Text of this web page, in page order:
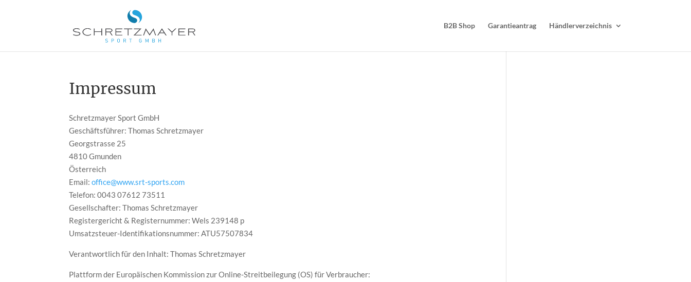
B2B Shop Garantieantrag Händlerverzeichnis
Impressum
Schretzmayer Sport GmbH
Geschäftsführer: Thomas Schretzmayer
Georgstrasse 25
4810 Gmunden
Österreich
Email:office@www.srt-sports.com
Telefon: 0043 07612 73511
Gesellschafter: Thomas Schretzmayer
Registergericht & Registernummer: Wels 239148 p
Umsatzsteuer-Identifikationsnummer: ATU57507834
Verantwortlich für den Inhalt: Thomas Schretzmayer
Plattform der Europäischen Kommission zur Online-Streitbeilegung (OS) für Verbraucher: